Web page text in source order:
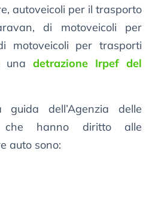
autoveicoli per il trasporto
di motoveicoli per
motoveicoli per trasporti
una detrazione Irpef del
guida dell’Agenzia delle
hanno diritto alle
auto sono: